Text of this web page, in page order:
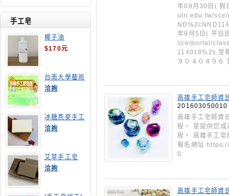
手工皂
椰子油
$170元
台南大學藝術
手工皂師資培
訓班
洽詢
冰糖燕麥手工
皂
洽詢
艾草手工皂
洽詢
年08月30日( 假
utn.edu.tw/
年9月5日( 平日
sce/portal/
114018%2c 至
９０４０４
高雄手工皂師資
201603050010
高雄手工皂師資
程。 是提供您成
程。 高雄手工皂
報名網址
0
高雄手工皂師資